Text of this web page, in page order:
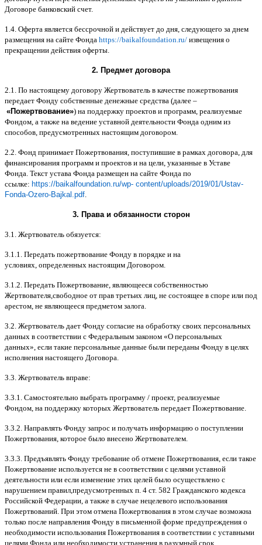
Договоре банковский счет.
1.4. Оферта является бессрочной и действует до дня, следующего за днем
размещения на сайте Фонда https://baikalfoundation.ru/ извещения о
прекращении действия оферты.
2. Предмет договора
2.1. По настоящему договору Жертвователь в качестве пожертвования
передает Фонду собственные денежные средства (далее –
«Пожертвование») на поддержку проектов и программ, реализуемые
Фондом, а также на ведение уставной деятельности Фонда одним из
способов, предусмотренных настоящим договором.
2.2. Фонд принимает Пожертвования, поступившие в рамках договора, для
финансирования программ и проектов и на цели, указанные в Уставе
Фонда. Текст устава Фонда размещен на сайте Фонда по
ссылке: https://baikalfoundation.ru/wp- content/uploads/2019/01/Ustav-
Fonda-Ozero-Bajkal.pdf.
3. Права и обязанности сторон
3.1. Жертвователь обязуется:
3.1.1. Передать пожертвование Фонду в порядке и на
условиях, определенных настоящим Договором.
3.1.2. Передать Пожертвование, являющееся собственностью
Жертвователя,свободное от прав третьих лиц, не состоящее в споре или под
арестом, не являющееся предметом залога.
3.2. Жертвователь дает Фонду согласие на обработку своих персональных
данных в соответствии с Федеральным законом «О персональных
данных», если такие персональные данные были переданы Фонду в целях
исполнения настоящего Договора.
3.3. Жертвователь вправе:
3.3.1. Самостоятельно выбрать программу / проект, реализуемые
Фондом, на поддержку которых Жертвователь передает Пожертвование.
3.3.2. Направлять Фонду запрос и получать информацию о поступлении
Пожертвования, которое было внесено Жертвователем.
3.3.3. Предъявлять Фонду требование об отмене Пожертвования, если такое
Пожертвование используется не в соответствии с целями уставной
деятельности или если изменение этих целей было осуществлено с
нарушением правил,предусмотренных п. 4 ст. 582 Гражданского кодекса
Российской Федерации, а также в случае нецелевого использования
Пожертвований. При этом отмена Пожертвования в этом случае возможна
только после направления Фонду в письменной форме предупреждения о
необходимости использования Пожертвования в соответствии с уставными
целями Фонда или необходимости устранения в разумный срок